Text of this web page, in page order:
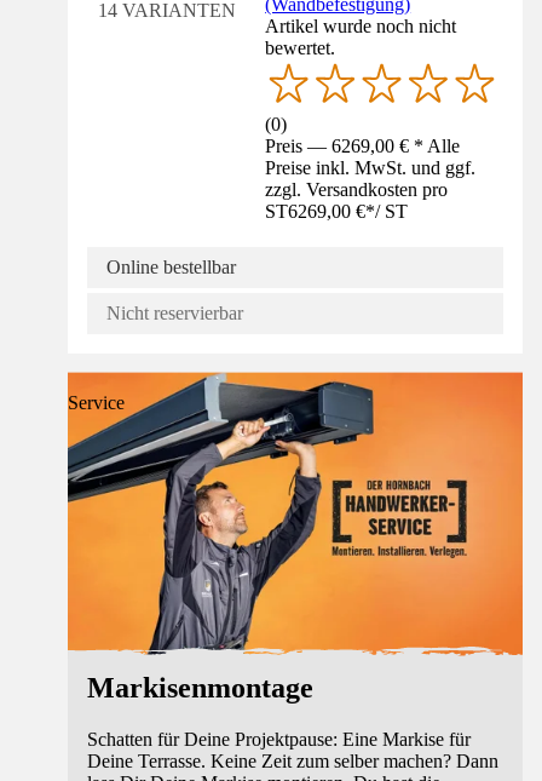
14 VARIANTEN
(Wandbefestigung)
Artikel wurde noch nicht
bewertet.
(0)
Preis — 6269,00 € * Alle
Preise inkl. MwSt. und ggf.
zzgl. Versandkosten pro
ST6269,00 €*/ ST
Online bestellbar
Nicht reservierbar
Service
Markisenmontage
Schatten für Deine Projektpause: Eine Markise für
Deine Terrasse. Keine Zeit zum selber machen? Dann